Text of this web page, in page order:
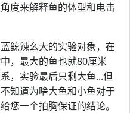
度来解释鱼的体型和电击
鲸辣么大的实验对象，在
，最大的鱼也就80厘米
，实验最后只剩大鱼...但
知道为啥大鱼和小鱼对于
您一个拍胸保证的结论。